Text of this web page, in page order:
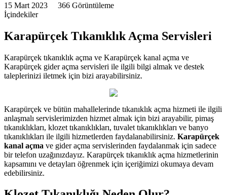
15 Mart 2023 366 Görüntüleme
İçindekiler
Karapürçek Tıkanıklık Açma Servisleri
Karapürçek tıkanıklık açma ve Karapürçek kanal açma ve
Karapürçek gider açma servisleri ile ilgili bilgi almak ve destek
taleplerinizi iletmek için bizi arayabilirsiniz.
Karapürçek ve bütün mahallelerinde tıkanıklık açma hizmeti ile ilgili
anlaşmalı servislerimizden hizmet almak için bizi arayabilir, pimaş
tıkanıklıkları, klozet tıkanıklıkları, tuvalet tıkanıklıkları ve banyo
tıkanıklıkları ile ilgili hizmetlerden faydalanabilirsiniz. Karapürçek
kanal açma ve gider açma servislerinden faydalanmak için sadece
bir telefon uzağınızdayız. Karapürçek tıkanıklık açma hizmetlerinin
kapsamını ve detayları öğrenmek için içeriğimizi okumaya devam
edebilirsiniz.